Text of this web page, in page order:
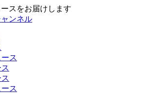
スをお届けします
ンネル
ス
ス